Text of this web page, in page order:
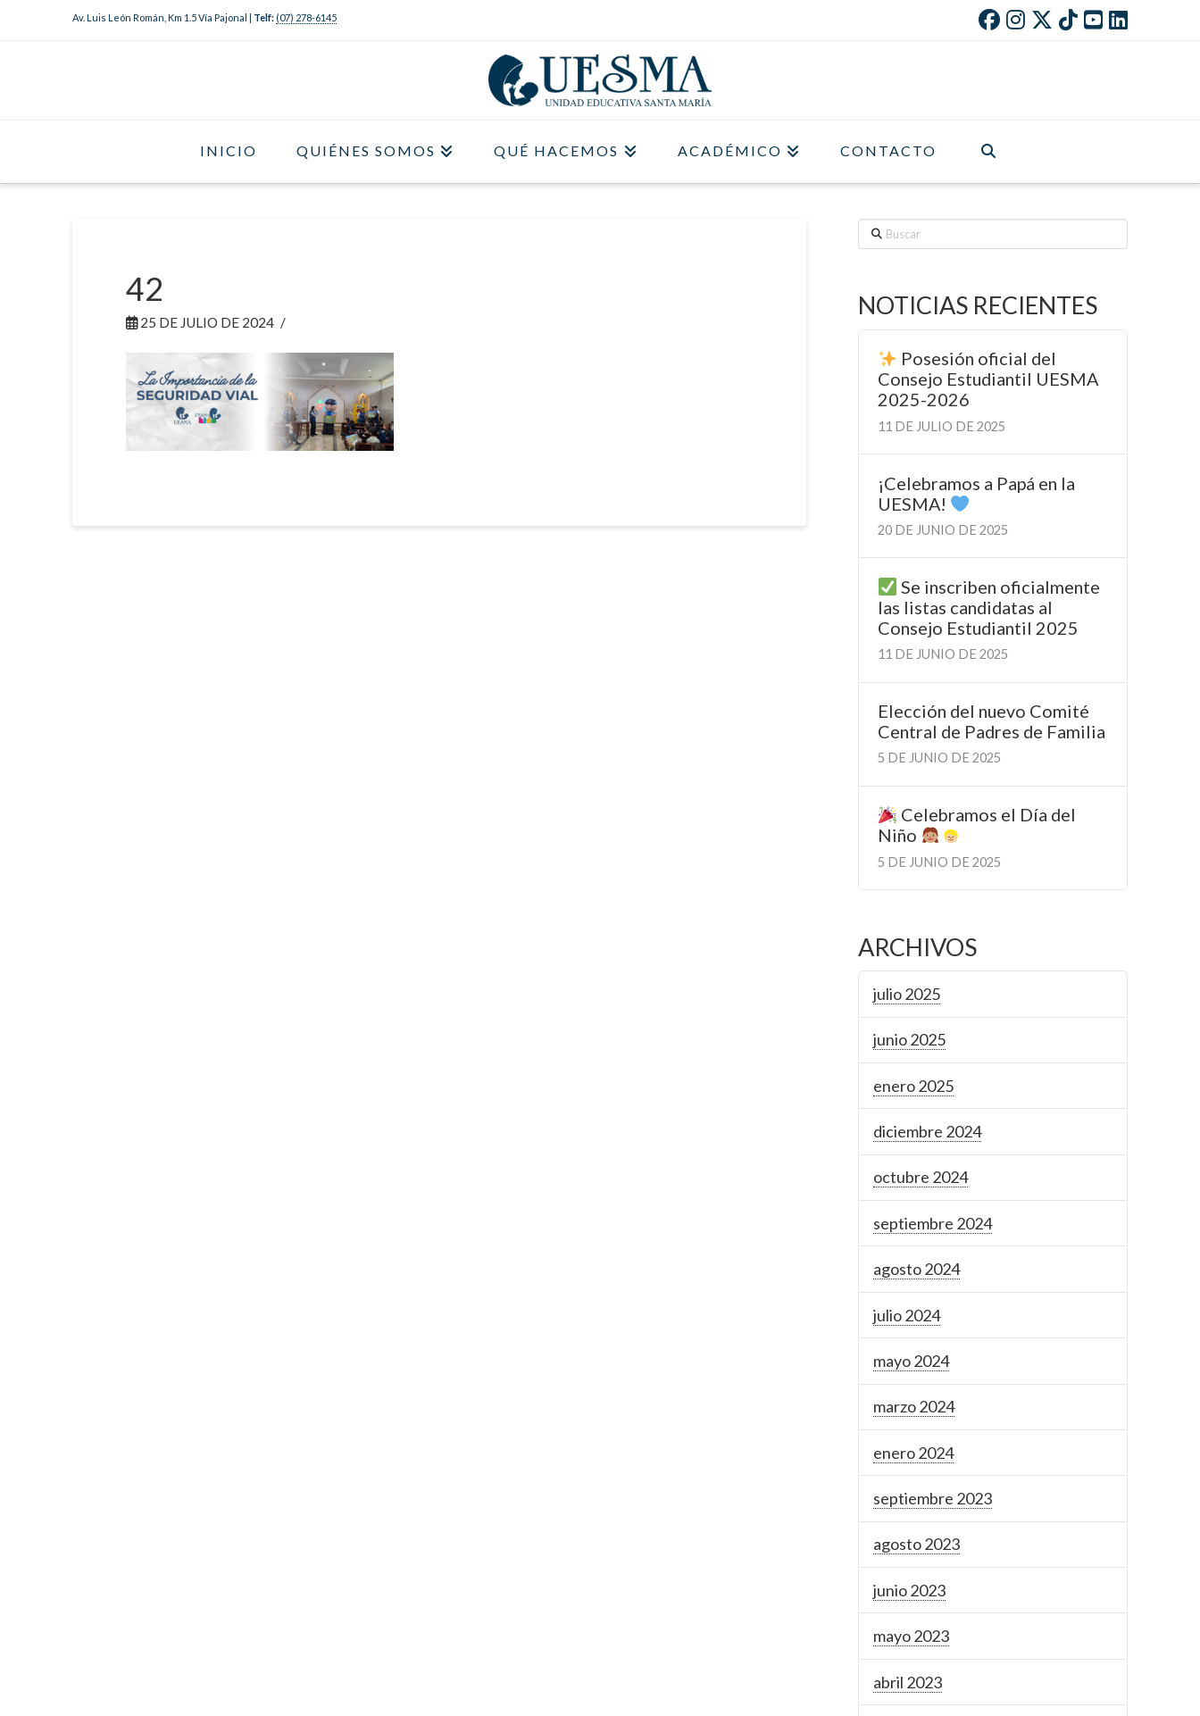
Av. Luis León Román, Km 1.5 Vía Pajonal | Telf: (07) 278-6145
INICIO QUIÉNES SOMOS QUÉ HACEMOS ACADÉMICO CONTACTO
42
25 DE JULIO DE 2024
Buscar
NOTICIAS RECIENTES
Posesión oficial del
Consejo Estudiantil UESMA
2025-2026
11 DE JULIO DE 2025
¡Celebramos a Papá en la
UESMA!
20 DE JUNIO DE 2025
Se inscriben oficialmente
las listas candidatas al
Consejo Estudiantil 2025
11 DE JUNIO DE 2025
Elección del nuevo Comité
Central de Padres de Familia
5 DE JUNIO DE 2025
Celebramos el Día del
Niño
5 DE JUNIO DE 2025
ARCHIVOS
julio 2025
junio 2025
enero 2025
diciembre 2024
octubre 2024
septiembre 2024
agosto 2024
julio 2024
mayo 2024
marzo 2024
enero 2024
septiembre 2023
agosto 2023
junio 2023
mayo 2023
abril 2023